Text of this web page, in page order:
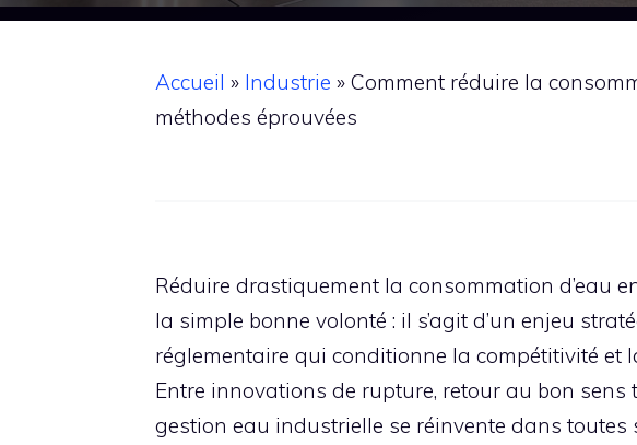
Accueil » Industrie » Comment réduire la
méthodes éprouvées
Réduire drastiquement la consommation d’eau
la simple bonne volonté : il s’agit d’un enjeu
réglementaire qui conditionne la compétitivité et
Entre innovations de rupture, retour au bon
gestion eau industrielle se réinvente dans toutes